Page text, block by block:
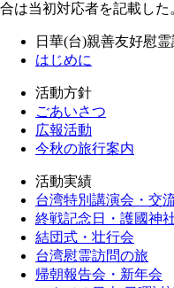
合は当初対応者を記載した
日華(台)親善友好慰霊
はじめに
活動方針
ごあいさつ
広報活動
今秋の旅行案内
活動実績
台湾特別講演会・交
終戦記念日・護國神
結団式・壮行会
台湾慰霊訪問の旅
帰朝報告会・新年会